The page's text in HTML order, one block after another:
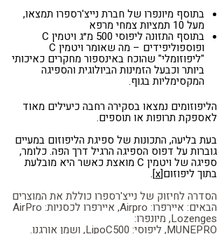
בתוסף מיונפרו של חברת נייצ'רספרו תמצאו,
מעל 10 תמציות צמחי מרפא
בתוסף התזונה ליפוסי 500 מ״ג ויטמין C
ופוספוליפידים – מה שאומר ויטמין C
"ליפוזומלי" שהוכח באינספור מחקרים כאיכותי
ביותר וכבעל הזמינות הביולוגית והספיגה
המקסימליות בגוף.
הליפוזומים נמצאו בסקירה רחבה כיעילים מאוד
לאספקת תרופות או תוספים.
בעת בליעה, התכונות של ספיגת הליפוזום במעיים
גוברות על דפוס הספיגה הרגיל דרך הפה. כלומר,
ספיגה של ויטמין C מואצת כאשר היא מובלעת
בתוך ליפוזום[x]
.
הסדרה לחיזוק של נייצ'רספרו כוללת את המוצרים
הבאים: איירפרו: Airpro, איירפרו לכסניות: AirPro
Lozenges, מיונפרו:
,MUNEPROליפוסי: LipoC500, ושמן אורגנו.